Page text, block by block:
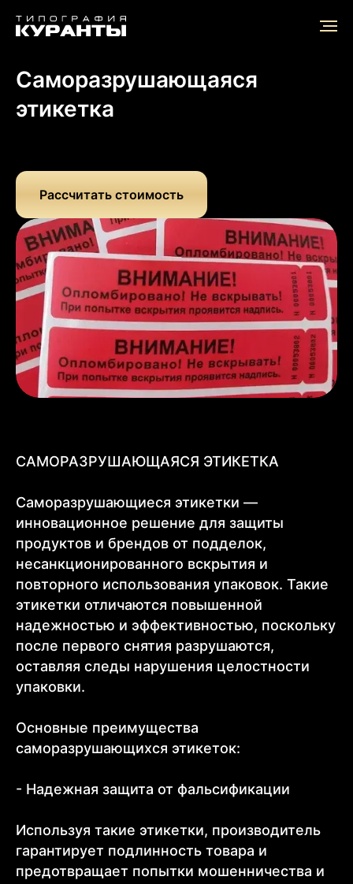
Главная / Продукты /
Саморазрушающаяся
этикетка
Рассчитать стоимость
САМОРАЗРУШАЮЩАЯСЯ ЭТИКЕТКА
Саморазрушающиеся этикетки —
инновационное решение для защиты
продуктов и брендов от подделок,
несанкционированного вскрытия и
повторного использования упаковок. Такие
этикетки отличаются повышенной
надежностью и эффективностью, поскольку
после первого снятия разрушаются,
оставляя следы нарушения целостности
упаковки.
Основные преимущества
саморазрушающихся этикеток:
- Надежная защита от фальсификации
Используя такие этикетки, производитель
гарантирует подлинность товара и
предотвращает попытки мошенничества и